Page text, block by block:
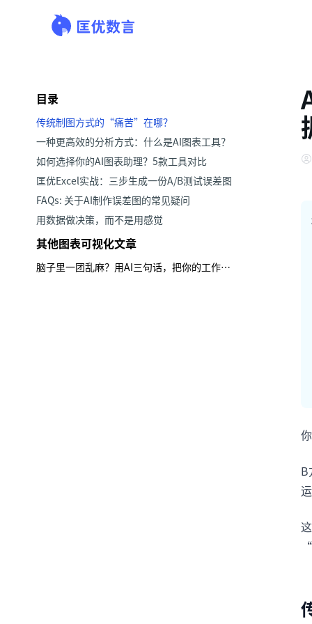
目录
传统制图方式的“痛苦”在哪？
一种更高效的分析方式：什么是AI图表工具？
如何选择你的AI图表助理？5款工具对比
匡优Excel实战：三步生成一份A/B测试误差图
FAQs: 关于AI制作误差图的常见疑问
用数据做决策，而不是用感觉
其他图表可视化文章
脑子里一团乱麻？用AI三句话，把你的工作计划做成甘特图
B